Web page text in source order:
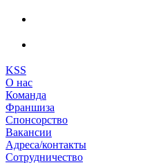
KSS
О нас
Команда
Франшиза
Спонсорство
Вакансии
Адреса/контакты
Сотрудничество